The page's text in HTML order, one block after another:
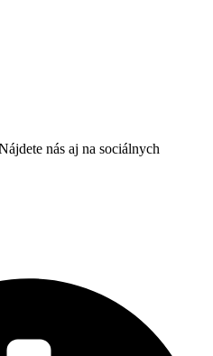
nás aj na sociálnych